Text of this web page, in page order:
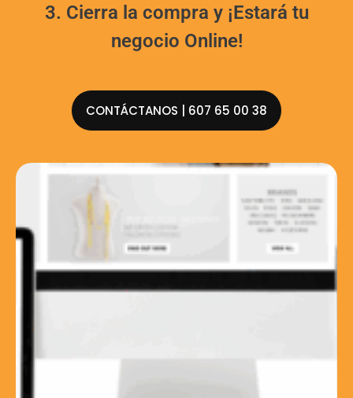
3. Cierra la compra y ¡Estará tu
negocio Online!
CONTÁCTANOS | 607 65 00 38